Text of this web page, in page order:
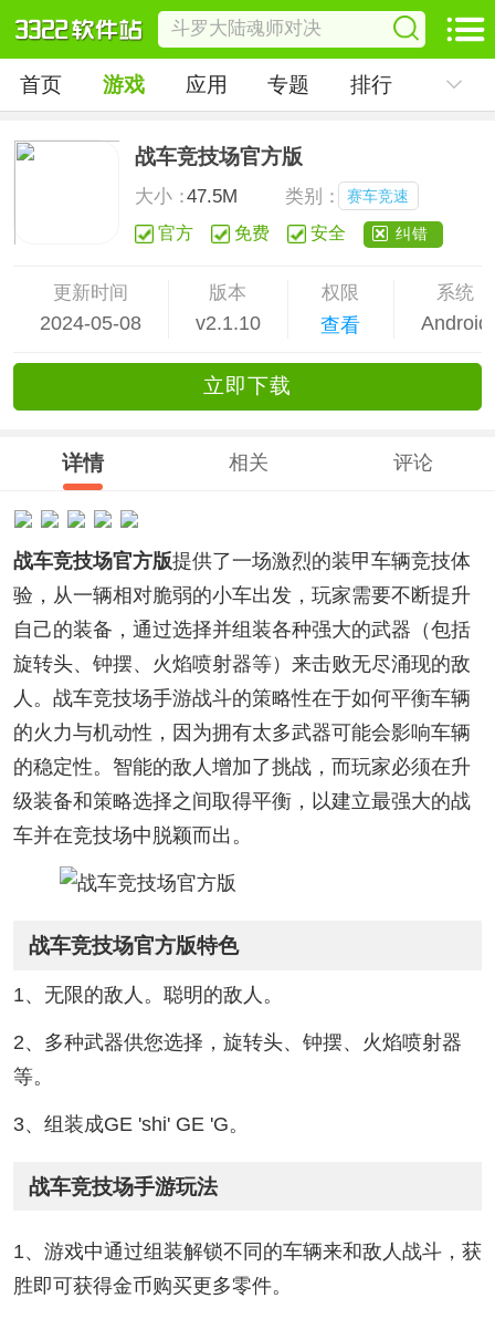
首页 游戏 应用 专题 排行
战车竞技场官方版
大小：47.5M 类别： 赛车竞速
官方 免费 安全 纠错
更新时间
2024-05-08
版本
v2.1.10
权限
查看
系统
Android
立即下载
详情 相关 评论
战车竞技场官方版提供了一场激烈的装甲车辆竞技体
验，从一辆相对脆弱的小车出发，玩家需要不断提升
自己的装备，通过选择并组装各种强大的武器（包括
旋转头、钟摆、火焰喷射器等）来击败无尽涌现的敌
人。战车竞技场手游战斗的策略性在于如何平衡车辆
的火力与机动性，因为拥有太多武器可能会影响车辆
的稳定性。智能的敌人增加了挑战，而玩家必须在升
级装备和策略选择之间取得平衡，以建立最强大的战
车并在竞技场中脱颖而出。
战车竞技场官方版特色
1、无限的敌人。聪明的敌人。
2、多种武器供您选择，旋转头、钟摆、火焰喷射器
等。
3、组装成GE 'shi' GE 'G。
战车竞技场手游玩法
1、游戏中通过组装解锁不同的车辆来和敌人战斗，获
胜即可获得金币购买更多零件。